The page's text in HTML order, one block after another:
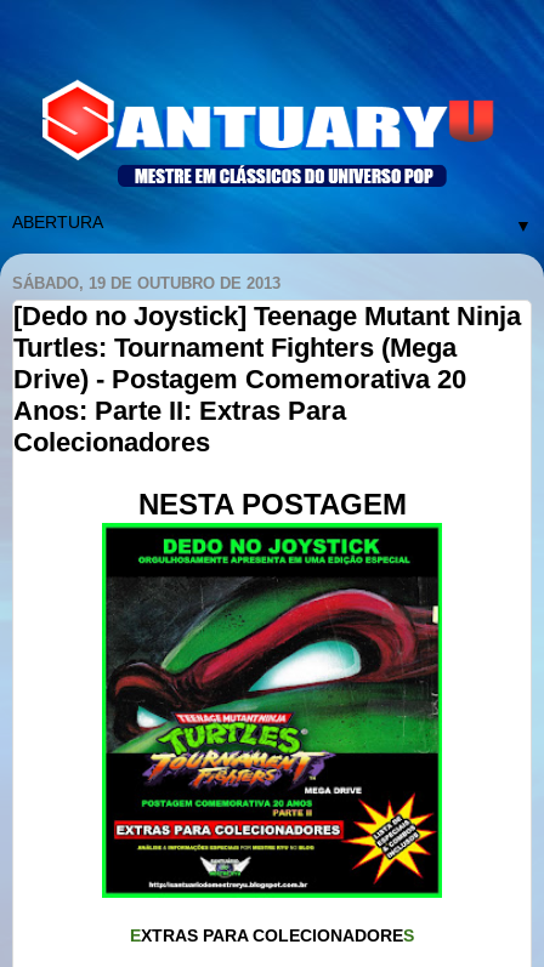
▼
SÁBADO, 19 DE OUTUBRO DE 2013
[Dedo no Joystick] Teenage Mutant Ninja
Turtles: Tournament Fighters (Mega
Drive) - Postagem Comemorativa 20
Anos: Parte II: Extras Para
Colecionadores
NESTA POSTAGEM
EXTRAS PARA COLECIONADORES